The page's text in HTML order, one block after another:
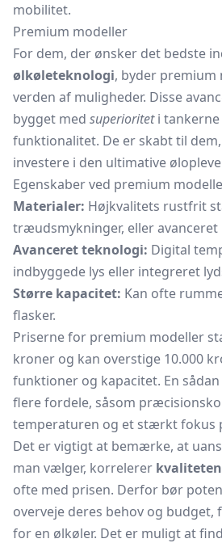
mobilitet.
Premium modeller
For dem, der ønsker det bedste
ølkøleteknologi, byder premium
verden af muligheder. Disse
bygget med superioriteti tankerne
funktionalitet. De er skabt til
investere i den ultimative
Egenskaber ved premium
Materialer: Højkvalitets rustfrit
træudsmykninger, eller avanceret
Avanceret teknologi: Digital
indbyggede lys eller integreret
Større kapacitet: Kan ofte
flasker.
Priserne for premium modeller
kroner og kan overstige 10.000
funktioner og kapacitet. En
flere fordele, såsom
temperaturen og et stærkt fokus
Det er vigtigt at bemærke, at
man vælger, korrelerer
ofte med prisen. Derfor bør
overveje deres behov og budget,
for en ølkøler. Det er muligt at